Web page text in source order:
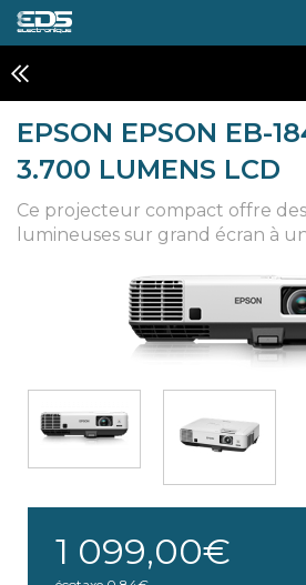
EPSON EPSON EB-
3.700 LUMENS LCD
Ce projecteur compact offre
lumineuses sur grand écran à
1 099,00€